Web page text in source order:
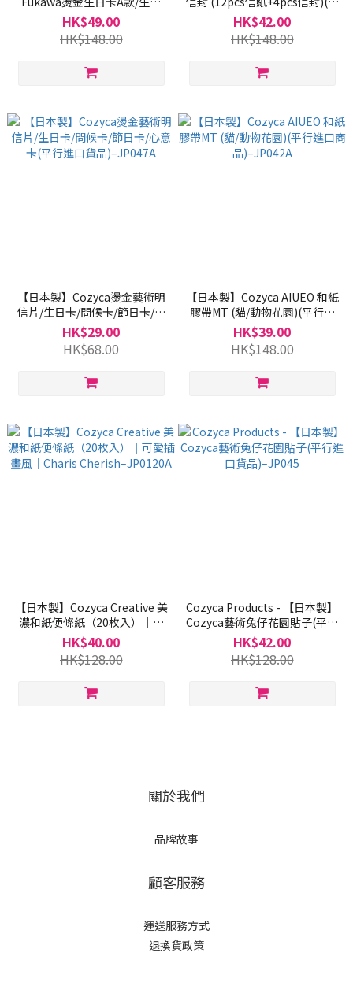
卡/問候卡/節日卡/心意卡(平行
進口貨品)– JP048A
HK$49.00
HK$148.00
行進口商品)–JP044
HK$42.00
HK$148.00
【日本製】Cozyca燙金藝術明
信片/生日卡/問候卡/節日卡/心
意卡(平行進口貨品)–JP047A
HK$29.00
HK$68.00
【日本製】Cozyca AIUEO 和紙
膠帶MT (貓/動物花園)(平行進
口商品)–JP042A
HK$39.00
HK$148.00
【日本製】Cozyca Creative 美
濃和紙便條紙（20枚入）｜可
愛插畫風｜Charis Cherish–
JP0120A
HK$40.00
HK$128.00
Cozyca Products - 【日本製】
Cozyca藝術兔仔花園貼子(平行
進口貨品)–JP045
HK$42.00
HK$128.00
關於我們
品牌故事
顧客服務
運送服務方式
退換貨政策